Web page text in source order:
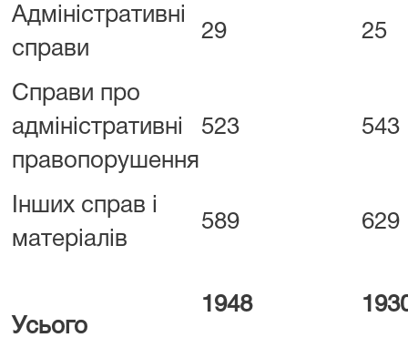
Адміністративні
справи
29 25
Справи про
адміністративні
правопорушення
523 543
Інших справ і
матеріалів
589 629
Усього
1948